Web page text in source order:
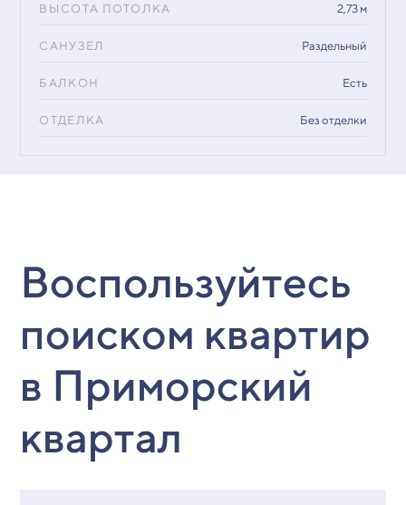
ВЫСОТА ПОТОЛКА 2,73 м
САНУЗЕЛ Раздельный
БАЛКОН Есть
ОТДЕЛКА Без отделки
Воспользуйтесь
поиском квартир
в Приморский
квартал